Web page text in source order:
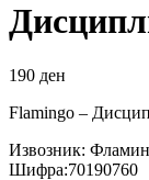
190 ден
Flamingo –
Извозник:
Шифра:70190760